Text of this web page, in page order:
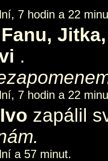
7 hodin a 22
Fanu,
.
7 hodin a 22
Ivo zapálil
a 57 minut.